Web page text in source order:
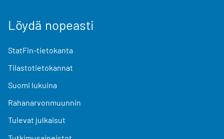
Löydä nopeasti
StatFin-tietokanta
Tilastotietokannat
Suomi lukuina
Rahanarvonmuunnin
Tulevat julkaisut